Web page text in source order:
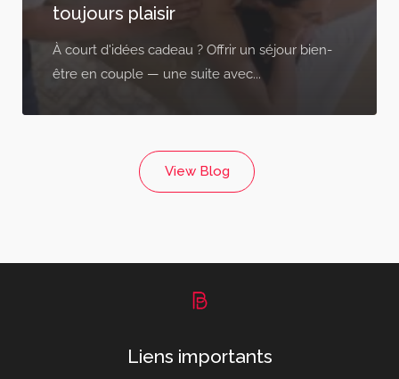
toujours plaisir
À court d'idées cadeau ? Offrir un séjour bien-
être en couple — une suite avec...
View Blog
Liens importants